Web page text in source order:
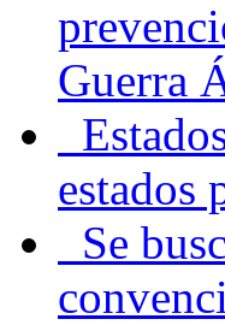
Guerra
estados
Se